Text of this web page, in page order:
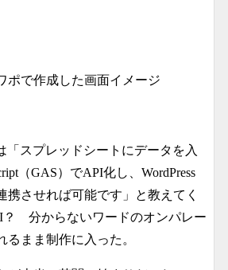
ポで作成した画面イメージ
スプレッドシートにデータを入
（GAS）でAPI化し、WordPress
携させれば可能です」と教えてく
分からないワードのオンパレー
るまま制作に入った。